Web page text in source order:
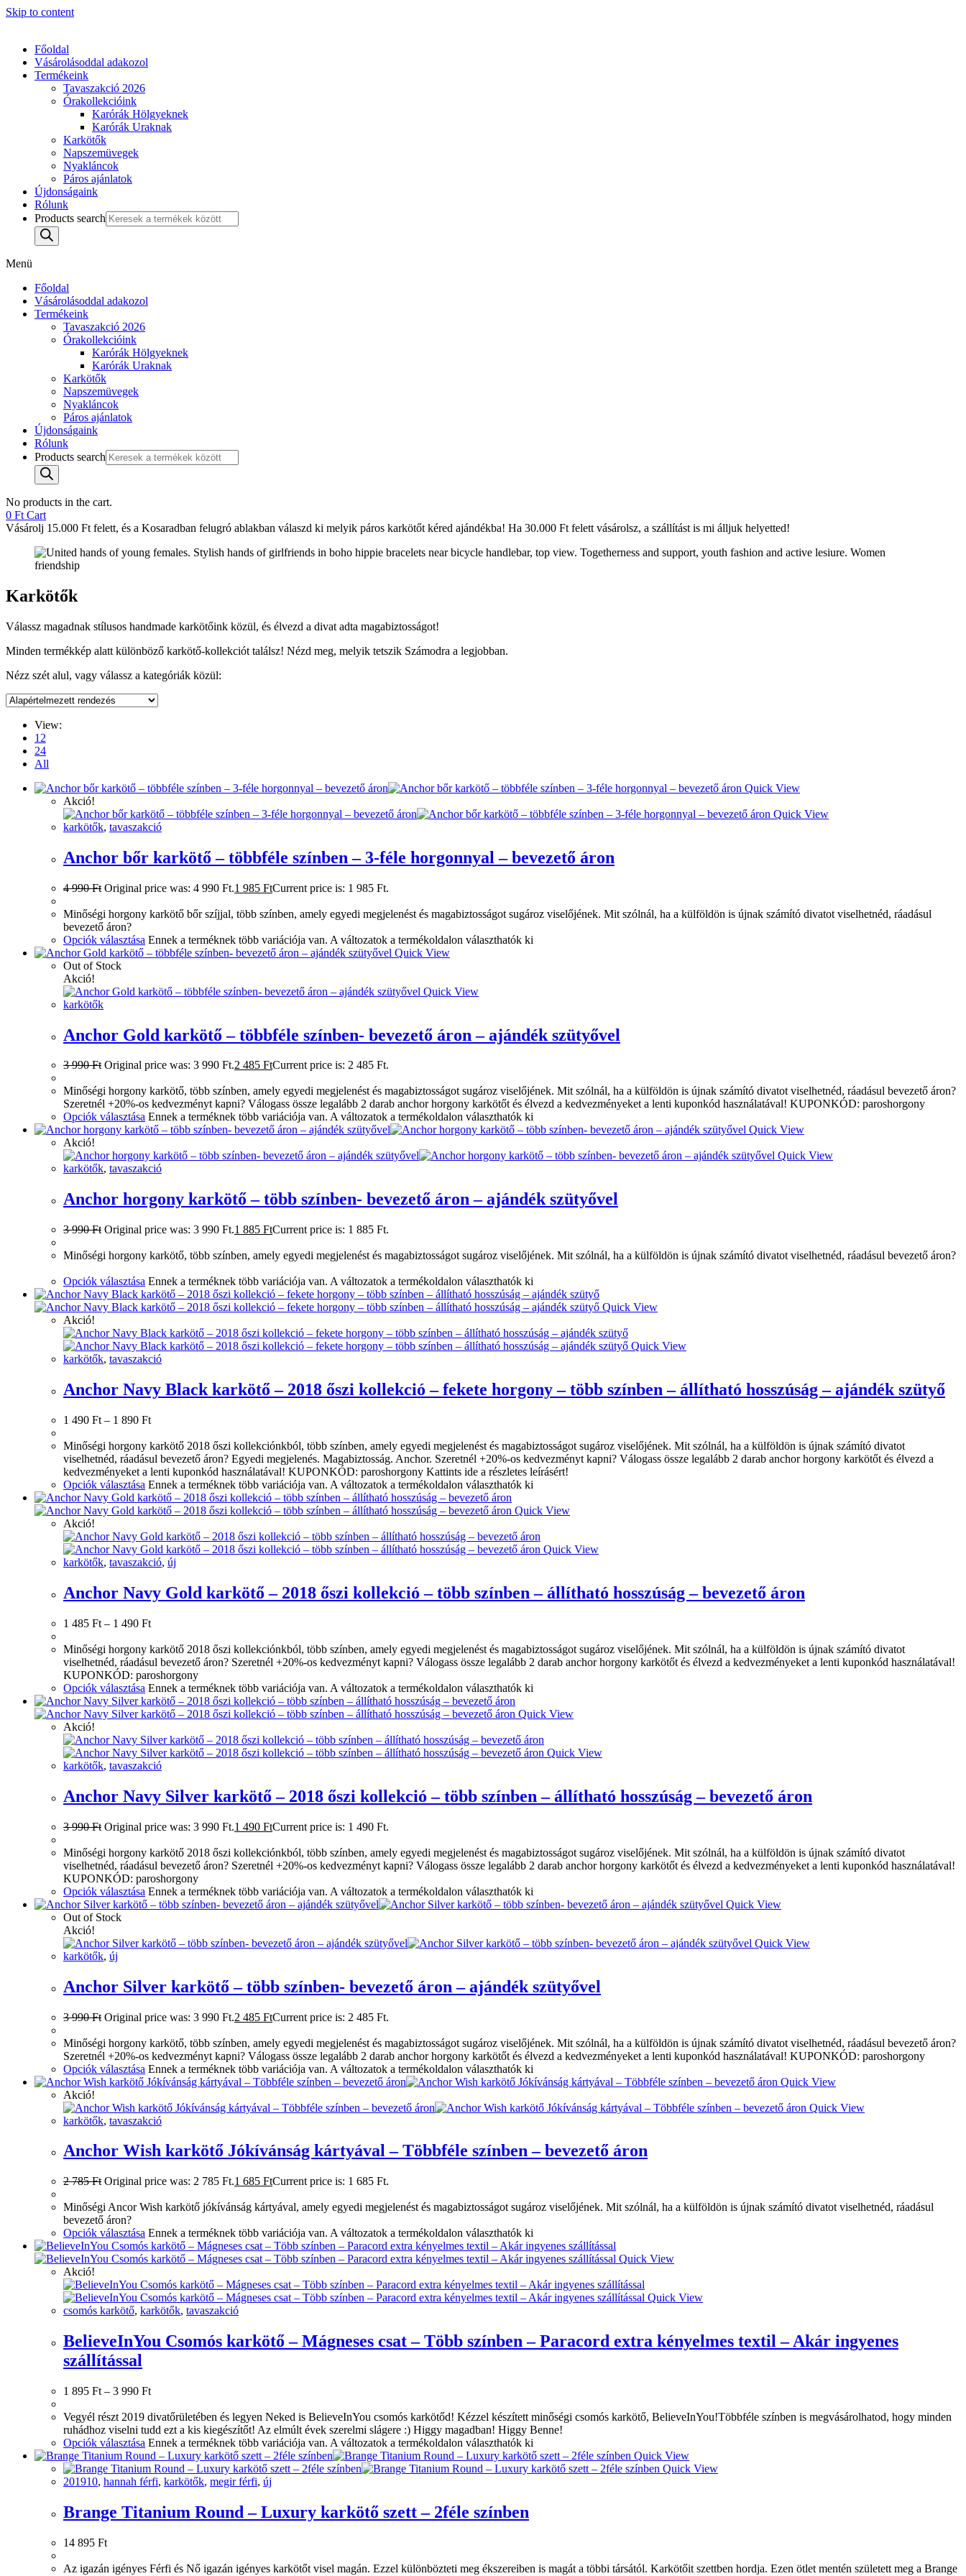
Skip to content
Főoldal
Vásárolásoddal adakozol
Termékeink
Tavaszakció 2026
Órakollekcióink
Karórák Hölgyeknek
Karórák Uraknak
Karkötők
Napszemüvegek
Nyakláncok
Páros ajánlatok
Újdonságaink
Rólunk
Products search
Menü
Főoldal
Vásárolásoddal adakozol
Termékeink
Tavaszakció 2026
Órakollekcióink
Karórák Hölgyeknek
Karórák Uraknak
Karkötők
Napszemüvegek
Nyakláncok
Páros ajánlatok
Újdonságaink
Rólunk
Products search
No products in the cart.
0 Ft Cart
Vásárolj 15.000 Ft felett, és a Kosaradban felugró ablakban válaszd ki melyik páros karkötőt kéred ajándékba! Ha 30.000 Ft felett vásárolsz, a szállítást is mi álljuk helyetted!
Karkötők
Válassz magadnak stílusos handmade karkötőink közül, és élvezd a divat adta magabiztosságot!
Minden termékkép alatt különböző karkötő-kollekciót találsz! Nézd meg, melyik tetszik Számodra a legjobban.
Nézz szét alul, vagy válassz a kategóriák közül:
View:
12
24
All
Quick View
Akció!
Quick View
karkötők, tavaszakció
Anchor bőr karkötő – többféle színben – 3-féle horgonnyal – bevezető áron
4 990Ft Original price was: 4 990 Ft.1 985 FtCurrent price is: 1 985 Ft.
Minőségi horgony karkötő bőr szíjjal, több színben, amely egyedi megjelenést és magabiztosságot sugároz viselőjének. Mit szólnál, ha a külföldön is újnak számító divatot viselhetnéd, ráadásul
bevezető áron?
Opciók választása Ennek a terméknek több variációja van. A változatok a termékoldalon választhatók ki
Quick View
Out of Stock
Akció!
Quick View
karkötők
Anchor Gold karkötő – többféle színben- bevezető áron – ajándék szütyővel
3 990Ft Original price was: 3 990 Ft.2 485 FtCurrent price is: 2 485 Ft.
Minőségi horgony karkötő, több színben, amely egyedi megjelenést és magabiztosságot sugároz viselőjének. Mit szólnál, ha a külföldön is újnak számító divatot viselhetnéd, ráadásul bevezető áron?
Szeretnél +20%-os kedvezményt kapni? Válogass össze legalább 2 darab anchor horgony karkötőt és élvezd a kedvezményeket a lenti kuponkód használatával! KUPONKÓD: paroshorgony
Opciók választása Ennek a terméknek több variációja van. A változatok a termékoldalon választhatók ki
Quick View
Akció!
Quick View
karkötők, tavaszakció
Anchor horgony karkötő – több színben- bevezető áron – ajándék szütyővel
3 990Ft Original price was: 3 990 Ft.1 885 FtCurrent price is: 1 885 Ft.
Minőségi horgony karkötő, több színben, amely egyedi megjelenést és magabiztosságot sugároz viselőjének. Mit szólnál, ha a külföldön is újnak számító divatot viselhetnéd, ráadásul bevezető áron?
Opciók választása Ennek a terméknek több variációja van. A változatok a termékoldalon választhatók ki
Quick View
Akció!
Quick View
karkötők, tavaszakció
Anchor Navy Black karkötő – 2018 őszi kollekció – fekete horgony – több színben – állítható hosszúság – ajándék szütyő
1 490 Ft – 1 890 Ft
Minőségi horgony karkötő 2018 őszi kollekciónkból, több színben, amely egyedi megjelenést és magabiztosságot sugároz viselőjének. Mit szólnál, ha a külföldön is újnak számító divatot
viselhetnéd, ráadásul bevezető áron? Egyedi megjelenés. Magabiztosság. Anchor. Szeretnél +20%-os kedvezményt kapni? Válogass össze legalább 2 darab anchor horgony karkötőt és élvezd a
kedvezményeket a lenti kuponkód használatával! KUPONKÓD: paroshorgony Kattints ide a részletes leírásért!
Opciók választása Ennek a terméknek több variációja van. A változatok a termékoldalon választhatók ki
Quick View
Akció!
Quick View
karkötők, tavaszakció, új
Anchor Navy Gold karkötő – 2018 őszi kollekció – több színben – állítható hosszúság – bevezető áron
1 485 Ft – 1 490 Ft
Minőségi horgony karkötő 2018 őszi kollekciónkból, több színben, amely egyedi megjelenést és magabiztosságot sugároz viselőjének. Mit szólnál, ha a külföldön is újnak számító divatot
viselhetnéd, ráadásul bevezető áron? Szeretnél +20%-os kedvezményt kapni? Válogass össze legalább 2 darab anchor horgony karkötőt és élvezd a kedvezményeket a lenti kuponkód használatával!
KUPONKÓD: paroshorgony
Opciók választása Ennek a terméknek több variációja van. A változatok a termékoldalon választhatók ki
Quick View
Akció!
Quick View
karkötők, tavaszakció
Anchor Navy Silver karkötő – 2018 őszi kollekció – több színben – állítható hosszúság – bevezető áron
3 990Ft Original price was: 3 990 Ft.1 490 FtCurrent price is: 1 490 Ft.
Minőségi horgony karkötő 2018 őszi kollekciónkból, több színben, amely egyedi megjelenést és magabiztosságot sugároz viselőjének. Mit szólnál, ha a külföldön is újnak számító divatot
viselhetnéd, ráadásul bevezető áron? Szeretnél +20%-os kedvezményt kapni? Válogass össze legalább 2 darab anchor horgony karkötőt és élvezd a kedvezményeket a lenti kuponkód használatával!
KUPONKÓD: paroshorgony
Opciók választása Ennek a terméknek több variációja van. A változatok a termékoldalon választhatók ki
Quick View
Out of Stock
Akció!
Quick View
karkötők, új
Anchor Silver karkötő – több színben- bevezető áron – ajándék szütyővel
3 990Ft Original price was: 3 990 Ft.2 485 FtCurrent price is: 2 485 Ft.
Minőségi horgony karkötő, több színben, amely egyedi megjelenést és magabiztosságot sugároz viselőjének. Mit szólnál, ha a külföldön is újnak számító divatot viselhetnéd, ráadásul bevezető áron?
Szeretnél +20%-os kedvezményt kapni? Válogass össze legalább 2 darab anchor horgony karkötőt és élvezd a kedvezményeket a lenti kuponkód használatával! KUPONKÓD: paroshorgony
Opciók választása Ennek a terméknek több variációja van. A változatok a termékoldalon választhatók ki
Quick View
Akció!
Quick View
karkötők, tavaszakció
Anchor Wish karkötő Jókívánság kártyával – Többféle színben – bevezető áron
2 785Ft Original price was: 2 785 Ft.1 685 FtCurrent price is: 1 685 Ft.
Minőségi Ancor Wish karkötő jókívánság kártyával, amely egyedi megjelenést és magabiztosságot sugároz viselőjének. Mit szólnál, ha a külföldön is újnak számító divatot viselhetnéd, ráadásul
bevezető áron?
Opciók választása Ennek a terméknek több variációja van. A változatok a termékoldalon választhatók ki
Quick View
Akció!
Quick View
csomós karkötő, karkötők, tavaszakció
BelieveInYou Csomós karkötő – Mágneses csat – Több színben – Paracord extra kényelmes textil – Akár ingyenes
szállítással
1 895 Ft – 3 990 Ft
Vegyél részt 2019 divatőrületében és legyen Neked is BelieveInYou csomós karkötőd! Kézzel készített minőségi csomós karkötő, BelieveInYou!Többféle színben is megvásárolhatod, hogy minden
ruhádhoz viselni tudd ezt a kis kiegészítőt! Az elmúlt évek szerelmi slágere :) Higgy magadban! Higgy Benne!
Opciók választása Ennek a terméknek több variációja van. A változatok a termékoldalon választhatók ki
Quick View
Quick View
201910, hannah férfi, karkötők, megir férfi, új
Brange Titanium Round – Luxury karkötő szett – 2féle színben
14 895 Ft
Az igazán igényes Férfi és Nő igazán igényes karkötőt visel magán. Ezzel különbözteti meg ékszereiben is magát a többi társától. Karkötőit szettben hordja. Ezen ötlet mentén született meg a Brange